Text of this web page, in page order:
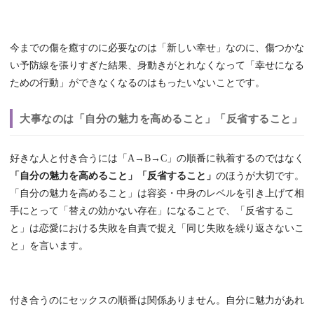
今までの傷を癒すのに必要なのは「新しい幸せ」なのに、傷つかな
い予防線を張りすぎた結果、身動きがとれなくなって「幸せになる
ための行動」ができなくなるのはもったいないことです。
大事なのは「自分の魅力を高めること」「反省すること」
好きな人と付き合うには「A→B→C」の順番に執着するのではなく
「自分の魅力を高めること」「反省すること」 のほうが大切です。
「自分の魅力を高めること」は容姿・中身のレベルを引き上げて相
手にとって「替えの効かない存在」になることで、「反省するこ
と」は恋愛における失敗を自責で捉え「同じ失敗を繰り返さないこ
と」を言います。
付き合うのにセックスの順番は関係ありません。自分に魅力があれ